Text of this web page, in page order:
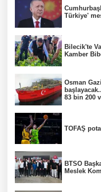
Türkiye'
Bilecik'te
Kamber
Osman
83 bin 200
TOFAŞ
BTSO
Meslek